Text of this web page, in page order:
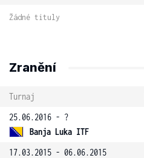
Žádné tituly
Zranění
Turnaj
25.06.2016 - ?
Banja Luka ITF
17.03.2015 - 06.06.2015